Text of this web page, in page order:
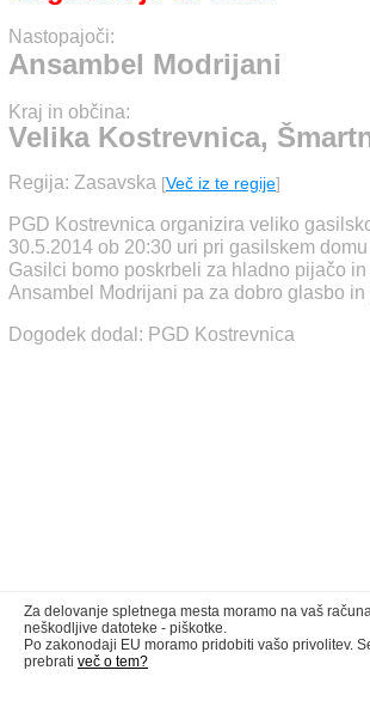
Nastopajoči:
Ansambel Modrijani
Kraj in občina:
Velika Kostrevnica,
Regija: Zasavska [Več iz te regije]
PGD Kostrevnica organizira veliko
30.5.2014 ob 20:30 uri pri gasilskem
Gasilci bomo poskrbeli za hladno pijačo
Ansambel Modrijani pa za dobro glasbo in
Dogodek dodal: PGD Kostrevnica
Za delovanje spletnega mesta moramo na vaš
neškodljive datoteke - piškotke.
Po zakonodaji EU moramo pridobiti vašo privolitev.
prebrati več o tem?